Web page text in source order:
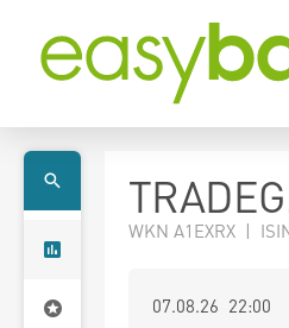
WKN A1EXRX |
07.08.26 22:00